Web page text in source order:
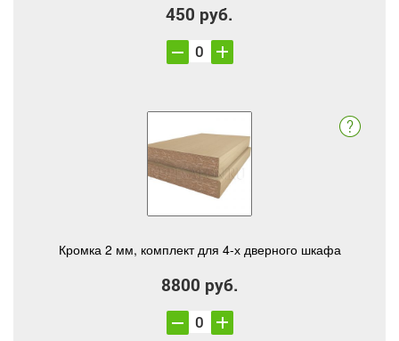
450 руб.
Кромка 2 мм, комплект для 4-х дверного шкафа
8800 руб.